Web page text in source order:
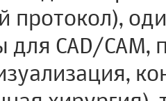
протокол),
CAD/CAM,